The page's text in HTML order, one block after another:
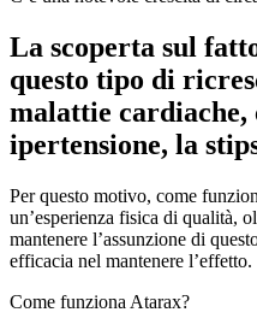
La scoperta sul
questo tipo di
malattie cardiache,
ipertensione, la
Per questo motivo, come
un’esperienza fisica di qualità,
mantenere l’assunzione di
efficacia nel mantenere l’effetto.
Come funziona Atarax?